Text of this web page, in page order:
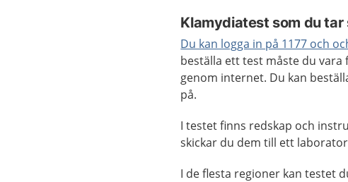
Klamydiatest som du tar
Du kan logga in på 1177 och
beställa ett test måste du
genom internet. Du kan
på.
I testet finns redskap och
skickar du dem till ett
I de flesta regioner kan testet